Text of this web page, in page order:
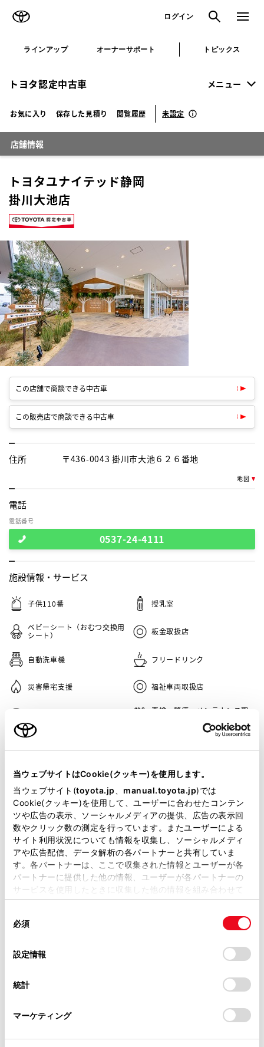
当ウェブサイトはCookie(クッキー)を使用します。
当ウェブサイト(toyota.jp manual.toyota.jp)では
Cookie(クッキー)を使用して、ユーザーに合わせたコンテン
ツや広告の表示、ソーシャルメディアの提供、広告の表示回
数やクリック数の測定を行っています。またユーザーによる
サイト利用状況についても情報を収集し、ソーシャルメディ
アや広告配信、データ解析の各パートナーと共有していま
す。各パートナーは、ここで収集された情報とユーザーが各
パートナーに提供した他の情報、ユーザーが各パートナーの
サービスを使用したときに収集した他の情報を組み合わせて
使用することがあります。当ウェブサイトの使用を続行する
デバイスにすべてのCookie(クッキー)が保存されることに同
意したことになります。Cookie(クッキー)のオプトアウト、
設定の変更、同意を撤回したりするにあたっては、当社の
「Cookie（クッキー）情報の取り扱いについて
」をご覧くだ
必須
設定情報
統計
マーケティング
ログイン 検索 メニュ
ラインアップ オーナーサポート トピックス
トヨタ認定中古車 メニュー
お気に入り 保存した見積り 閲覧履歴 未設定
店舗情報
トヨタユナイテッド静岡
掛川大池店
この店舗で商談できる中古車
この販売店で商談できる中古車
住所 〒436-0043 掛川市大池６２６番地
地図
電話
電話番号
0537-24-4111
施設情報・ サービス
子供110番 授乳室
ベビーシート（おむつ交換用
シート）
板金取扱店
自動洗車機 フリードリンク
災害帰宅支援 福祉車両取扱店
車検・整備・メンテナンス取
G-Station ワンダーランド店舗
au取扱店 バリアフリー/多目的トイレ
WiFi
この販売店のウェブサイトはこちら
営業日カレンダー